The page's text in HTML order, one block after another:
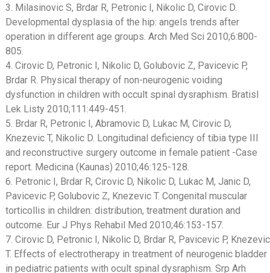
3. Milasinovic S, Brdar R, Petronic I, Nikolic D, Cirovic D.
Developmental dysplasia of the hip: angels trends after
operation in different age groups. Arch Med Sci 2010;6:800-
805.
4. Cirovic D, Petronic I, Nikolic D, Golubovic Z, Pavicevic P,
Brdar R. Physical therapy of non-neurogenic voiding
dysfunction in children with occult spinal dysraphism. Bratisl
Lek Listy 2010;111:449-451.
5. Brdar R, Petronic I, Abramovic D, Lukac M, Cirovic D,
Knezevic T, Nikolic D. Longitudinal deficiency of tibia type III
and reconstructive surgery outcome in female patient -Case
report. Medicina (Kaunas) 2010;46:125-128.
6. Petronic I, Brdar R, Cirovic D, Nikolic D, Lukac M, Janic D,
Pavicevic P, Golubovic Z, Knezevic T. Congenital muscular
torticollis in children: distribution, treatment duration and
outcome. Eur J Phys Rehabil Med 2010;46:153-157.
7. Cirovic D, Petronic I, Nikolic D, Brdar R, Pavicevic P, Knezevic
T. Effects of electrotherapy in treatment of neurogenic bladder
in pediatric patients with ocult spinal dysraphism. Srp Arh